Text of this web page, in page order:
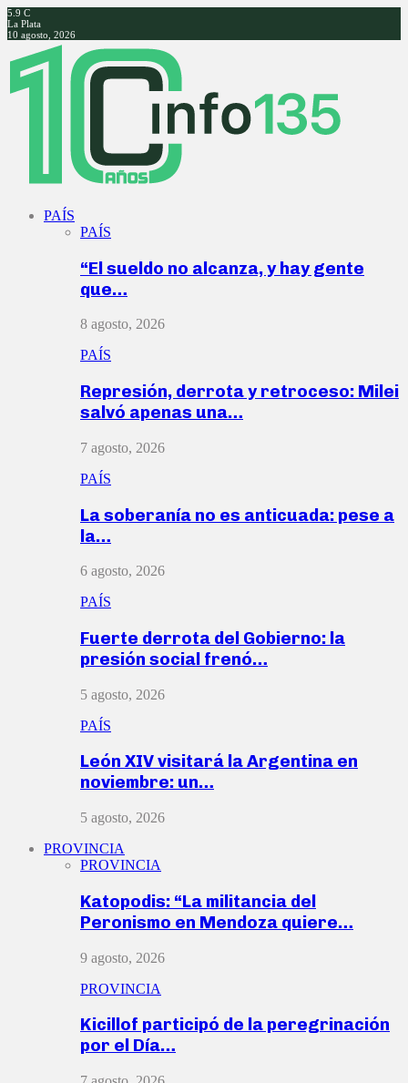
5.9 C
La Plata
10 agosto, 2026
Facebook
Twitter
Instagram
Youtube
PAÍS
PAÍS
“El sueldo no alcanza, y hay gente
que…
8 agosto, 2026
PAÍS
Represión, derrota y retroceso: Milei
salvó apenas una…
7 agosto, 2026
PAÍS
La soberanía no es anticuada: pese a
la…
6 agosto, 2026
PAÍS
Fuerte derrota del Gobierno: la
presión social frenó…
5 agosto, 2026
PAÍS
León XIV visitará la Argentina en
noviembre: un…
5 agosto, 2026
PROVINCIA
PROVINCIA
Katopodis: “La militancia del
Peronismo en Mendoza quiere…
9 agosto, 2026
PROVINCIA
Kicillof participó de la peregrinación
por el Día…